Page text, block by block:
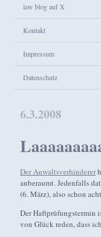
law blog auf X
Kontakt
Impressum
Datenschutz
6.3.2008
Der Anwaltsverhinderer
anberaumt. Jedenfalls
(6. März), also schon
Der Haftprüfungstermin
von Glück reden, dass